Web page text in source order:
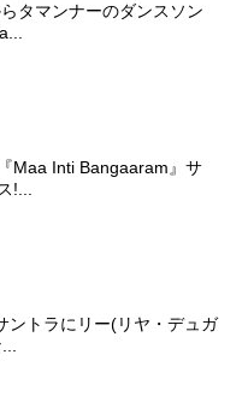
らタマンナーのダンスソン
Maa Inti Bangaaram』サ
!...
ントラにリー(リヤ・デュガ